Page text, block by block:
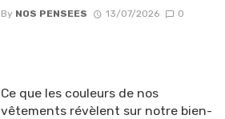
By NOS PENSEES 13/07/2026 0
Ce que les couleurs de nos
vêtements révèlent sur notre bien-